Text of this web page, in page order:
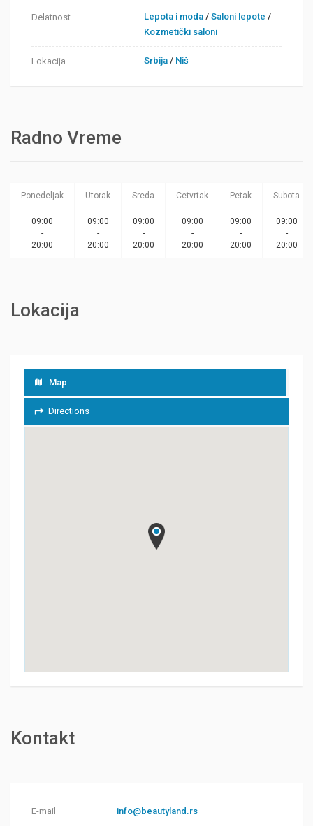
Delatnost Lepota i moda /Saloni lepote /
Kozmetički saloni
Lokacija Srbija / Niš
Radno Vreme
Ponedeljak Utorak Sreda Cetvrtak Petak Subota
09:00
-
20:00
09:00
-
20:00
09:00
-
20:00
09:00
-
20:00
09:00
-
20:00
09:00
-
20:00
Lokacija
Map
Directions
Kontakt
E-mail info@beautyland.rs